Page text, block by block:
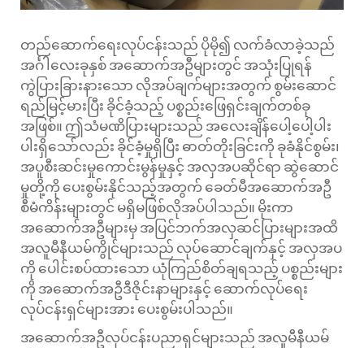
တည်ဆောက်ရေးလုပ်ငန်းသည် ပိုမို၍ လက်ခံလာခဲ့သည်
အင်္ဂါလေးခုနှစ်အဆောက်အဦများတွင် အသုံးပြုရန်
ကွဲပြားခြားနားသော လိုအပ်ချက်များအတွက် စွမ်းဆောင်
ရည်မြင့်မားပြီး ခိုင်ခံ့သည့် ပစ္စည်းဖြေရှင်းချက်တစ်ခု
အဖြစ်။ ဤသံမဏိပြားများသည် အလေးချိန်ပေါ့ပေါ့ပါး
ပါးရှိသော်လည်း ခိုင်ခံ့မှုရှိပြီး ဓာတ်တိုးခြင်းကို ခုခံနိုင်စွမ်း၊
အပူစီးဆင်းမှုကောင်းမွန်မှုနှင့် အလှအပဆိုင်ရာ ဆွဲဆောင်
မှုတို့ကို ပေးစွမ်းနိုင်သည့်အတွက် ခေတ်မီအဆောက်အဦ
စီမံကိန်းများတွင် မရှိမဖြစ်လိုအပ်ပါသည်။ မိုးကာ
အဆောက်အဦများမှ အပြင်ဘက်အလှဆင်ပြားများအထိ
အလူမီနီယမ်ကွိုင်များသည် လုပ်ဆောင်ချက်နှင့် အလှအပ
ကို ပေါင်းစပ်ထားသော ယုံကြည်စိတ်ချရသည့် ပစ္စည်းများ
ကို အဆောက်အဦဒီဇိုင်းနာများနှင့် ဆောက်လုပ်ရေး
လုပ်ငန်းရှင်များအား ပေးစွမ်းပါသည်။
အဆောက်အဦလုပ်ငန်းပညာရှင်များသည် အလူမီနီယမ်